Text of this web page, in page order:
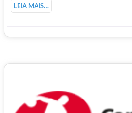
LEIA MAIS…